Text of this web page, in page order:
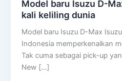
Model baru Isuzu D-
kali keliling dunia
Model baru Isuzu D-Max
Indonesia memperkenalkan
Tak cuma sebagai pick-up
New […]
Model
baru
Isuzu
D-
Max
diuji